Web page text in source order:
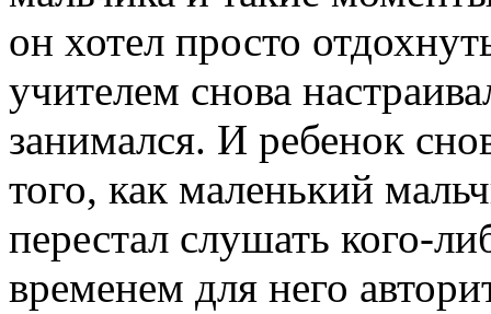
он хотел просто
учителем снова
занимался. И ребенок
того, как маленький
перестал слушать кого-
временем для него